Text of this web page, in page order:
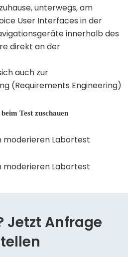
unterwegs, am
User Interfaces in der
innerhalb des
direkt an der
auch zur
(Requirements Engineering)
Test zuschauen
Jetzt Anfrage